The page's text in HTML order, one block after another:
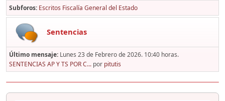
Subforos Escritos Fiscalía General del Estado
Sentencias
Último mensaje: Lunes 23 de Febrero de 2026. 10:40 horas.
SENTENCIAS AP Y TS POR C... por pitutis